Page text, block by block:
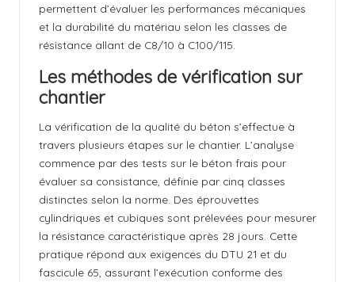
permettent d’évaluer les performances mécaniques
et la durabilité du matériau selon les classes de
résistance allant de C8/10 à C100/115.
Les méthodes de vérification sur
chantier
La vérification de la qualité du béton s’effectue à
travers plusieurs étapes sur le chantier. L’analyse
commence par des tests sur le béton frais pour
évaluer sa consistance, définie par cinq classes
distinctes selon la norme. Des éprouvettes
cylindriques et cubiques sont prélevées pour mesurer
la résistance caractéristique après 28 jours. Cette
pratique répond aux exigences du DTU 21 et du
fascicule 65, assurant l’exécution conforme des